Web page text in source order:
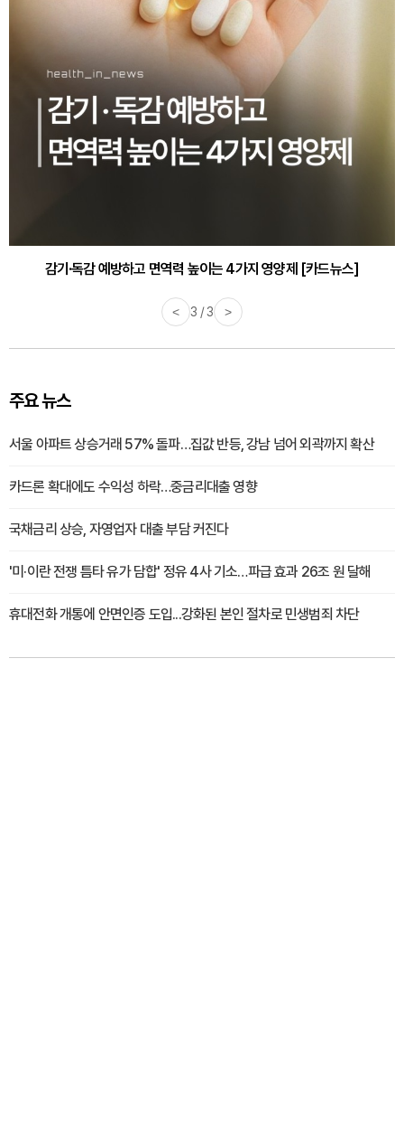
감기·독감 예방하고 면역력 높이는 4가지 영양제 [카드뉴스]
< 3 / 3 >
주요 뉴스
서울 아파트 상승거래 57% 돌파…집값 반등, 강남 넘어 외곽까지 확산
카드론 확대에도 수익성 하락…중금리대출 영향
국채금리 상승, 자영업자 대출 부담 커진다
'미·이란 전쟁 틈타 유가 담합' 정유 4사 기소…파급 효과 26조 원 달해
휴대전화 개통에 안면인증 도입...강화된 본인 절차로 민생범죄 차단